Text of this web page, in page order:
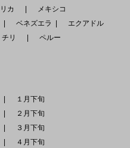
カ
メキシコ
ベネズエラ
エクアドル
リ
ペルー
１月下旬
２月下旬
３月下旬
４月下旬